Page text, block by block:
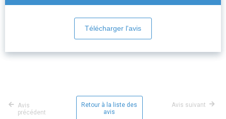
Télécharger l'avis
Avis
précédent
Retour à la liste des
avis
Avis suivant